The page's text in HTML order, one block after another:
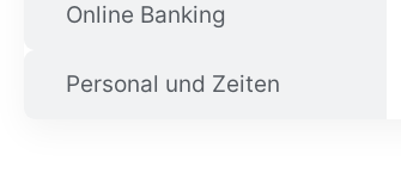
Online Banking
Personal und Zeiten